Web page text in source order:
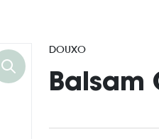
DOUXO
Balsam